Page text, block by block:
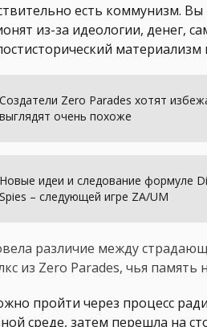
есть коммунизм.
из-за идеологии, денег,
Создатели Zero Parades хотят
выглядят очень похоже
Новые идеи и следование формуле
Spies – следующей игре ZA/UM
различие между
из Zero Parades, чья память
пройти через процесс
среде, затем перешла на